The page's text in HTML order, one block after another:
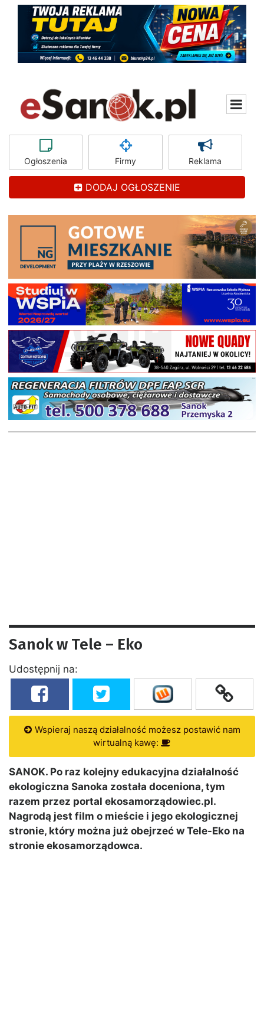
Ogłoszenia Firmy Reklama
DODAJ OGŁOSZENIE
Sanok w Tele – Eko
Udostępnij na:
Wspieraj naszą działalność możesz postawić nam
wirtualną kawę:
SANOK. Po raz kolejny edukacyjna działalność
ekologiczna Sanoka została doceniona, tym
razem przez portal ekosamorządowiec.pl.
Nagrodą jest film o mieście i jego ekologicznej
stronie, który można już obejrzeć w Tele-Eko na
stronie ekosamorządowca.